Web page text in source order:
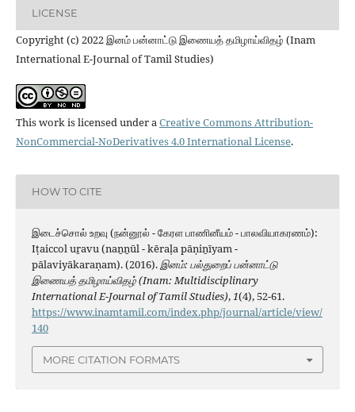
LICENSE
Copyright (c) 2022 இனம் பன்னாட்டு இணையத் தமிழாய்விதழ் (Inam
International E-Journal of Tamil Studies)
This work is licensed under aCreative Commons Attribution-
NonCommercial-NoDerivatives 4.0 International License.
HOW TO CITE
இடைச்சொல் உறவு (நன்னூல் - கேரள பாணினீயம் - பாலவியாகரணம்):
Iṭaiccol uṟavu (naṉṉūl - kēraḷa pāṇiṉīyam -
pālaviyākaraṇam). (2016).இனம்: பல்துறைப் பன்னாட்டு
இணையத் தமிழாய்விதழ் (Inam: Multidisciplinary
International E-Journal of Tamil Studies),1(4), 52-61.
https://www.inamtamil.com/index.php/journal/article/view/
140
MORE CITATION FORMATS